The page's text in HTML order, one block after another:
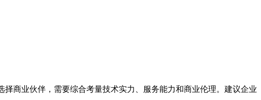
商业伙伴，需要综合考量技术实力、服务能力和商业伦理。建议企业